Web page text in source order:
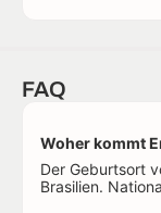
FAQ
Woher kommt
Der Geburtsort
Brasilien.